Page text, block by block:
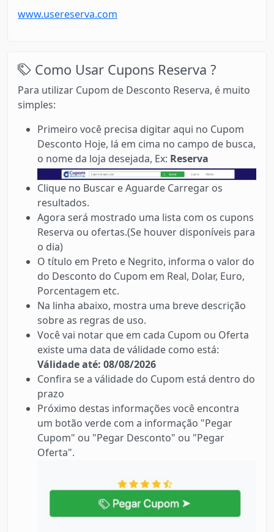
www.usereserva.com
Como Usar Cupons Reserva ?
Para utilizar Cupom de Desconto Reserva, é muito
simples:
Primeiro você precisa digitar aqui no Cupom
Desconto Hoje, lá em cima no campo de busca,
o nome da loja desejada, Ex: Reserva
Clique no Buscar e Aguarde Carregar os
resultados.
Agora será mostrado uma lista com os cupons
Reserva ou ofertas.(Se houver disponíveis para
o dia)
O título em Preto e Negrito, informa o valor do
do Desconto do Cupom em Real, Dolar, Euro,
Porcentagem etc.
Na linha abaixo, mostra uma breve descrição
sobre as regras de uso.
Você vai notar que em cada Cupom ou Oferta
existe uma data de válidade como está:
Válidade até: 08/08/2026
Confira se a válidade do Cupom está dentro do
prazo
Próximo destas informações você encontra
um botão verde com a informação "Pegar
Cupom" ou "Pegar Desconto" ou "Pegar
Oferta".